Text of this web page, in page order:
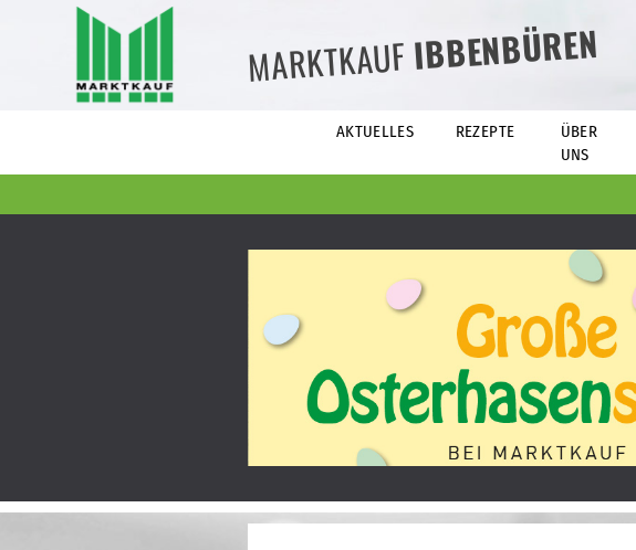
MARKTKAUFIBBENBÜREN
AKTUELLES REZEPTE
ÜBER
UNS